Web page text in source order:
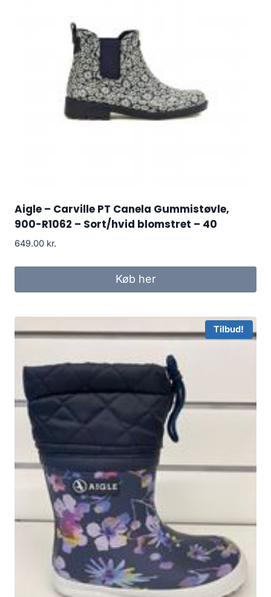
Aigle – Carville PT Canela Gummistøvle,
900-R1062 – Sort/hvid blomstret – 40
649.00 kr.
Køb her
Tilbud!